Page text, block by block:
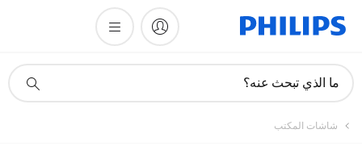
دعم
ما الذي تبحث عنه؟
شاشات المكتب
تسجيل المنتج